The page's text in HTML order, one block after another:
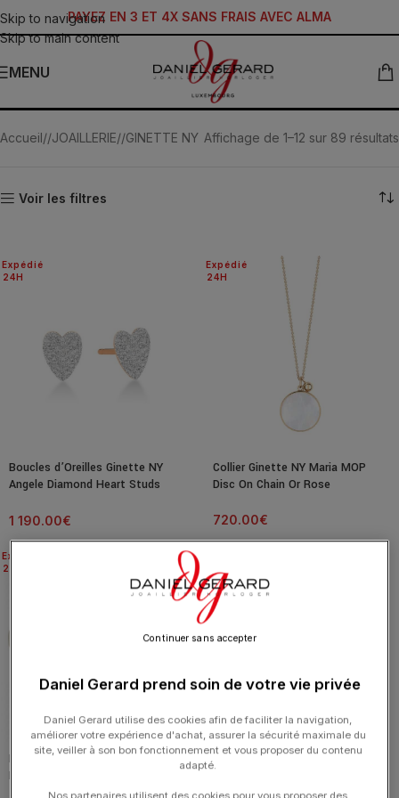
Skip to navigation
Skip to main content
PAYEZ EN 3 ET 4X SANS FRAIS AVEC ALMA
MENU Autres
Accueil/ JOAILLERIE/ GINETTE NY Affichage de 1–12 sur 89 résultats
Voir les filtres
24H
Expédié
Boucles d’Oreilles Ginette NY
Angele Diamond Heart Studs
1 190.00€
24H
Expédié
Collier Ginette NY Maria MOP
Disc On Chain Or Rose
720.00€
24H
Expédié
Bracelet Ginette NY Bead Chain
Pearl Or Rose
Bague Ginette NY Jala
Daniel Gerard prend soin de votre vie privée
Daniel Gerard utilise des cookies afin de faciliter la navigation,
améliorer votre expérience d'achat, assurer la sécurité maximale du
site, veiller à son bon fonctionnement et vous proposer du contenu
adapté.
Nos partenaires utilisent des cookies pour vous proposer des
Continuer sans accepter